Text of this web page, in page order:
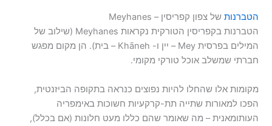
הטברנות של צפון קפריסין – Meyhanes
הטברנות בקפריסין הטורקית נקראות Meyhanes (שילוב של
המילים בפרסית Mey – יין ו- Khāneh – בית). הן מקום מפגש
חברתי שמשלב אוכל טורקי מקומי.
מקומות אלו שהחלו להיות נפוצים כנראה בתקופה הביזנטית,
הפכו למאורות שתייה תת-קרקעיות חשוכות באימפריה
העותומאנית – מה שאומר שהם כללו מעט חלונות (אם בכלל),